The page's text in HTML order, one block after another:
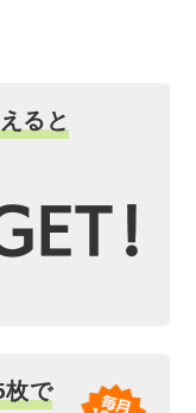
ると
枚で